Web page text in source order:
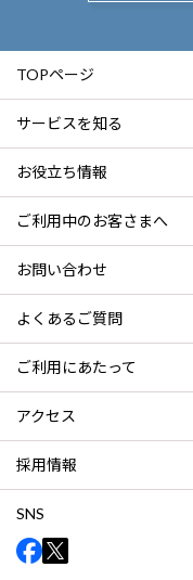
TOPページ
サービスを知る
お役立ち情報
ご利用中のお客さまへ
お問い合わせ
よくあるご質問
ご利用にあたって
アクセス
採用情報
SNS